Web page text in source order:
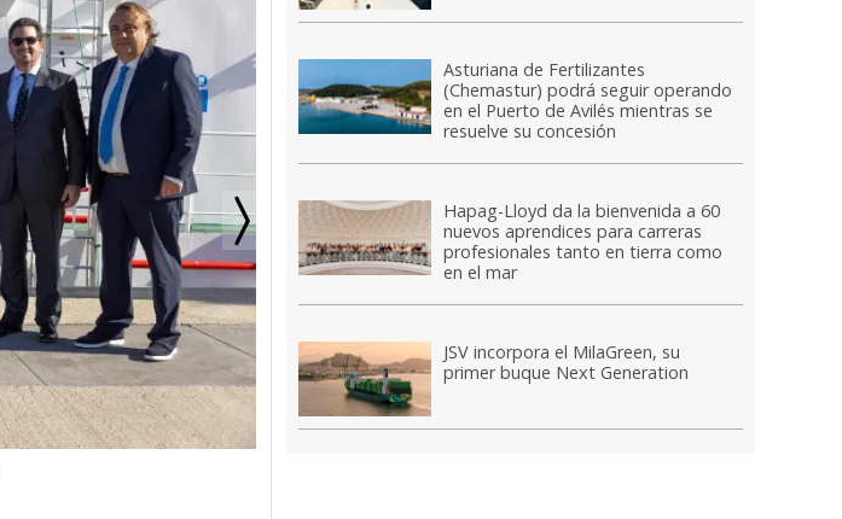
Asturiana de Fertilizantes
(Chemastur) podrá seguir operando
en el Puerto de Avilés mientras se
resuelve su concesión
Hapag-Lloyd da la bienvenida a 60
nuevos aprendices para carreras
profesionales tanto en tierra como
en el mar
JSV incorpora el MilaGreen, su
primer buque Next Generation